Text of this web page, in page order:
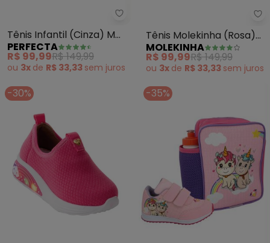
Perfecta - Tênis Infantil (Cinza)
Tênis Infantil (Cinza) M
Tecido
PERFECTA
R$ 99,99R$ 149,99
ou 3x de R$ 33,33 sem juros
Tênis Molekinha (Rosa)
em Sintético
MOLEKINHA
R$ 99,99R$ 149,99
ou 3x de R$ 33,33 sem juros
-30% -35%